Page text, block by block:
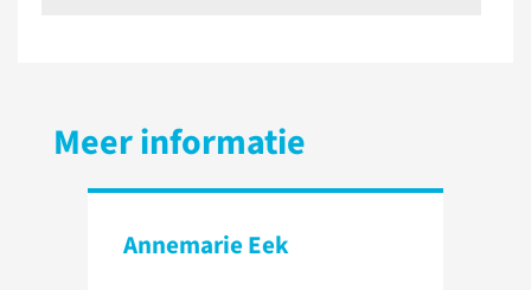
Meer informatie
Annemarie Eek